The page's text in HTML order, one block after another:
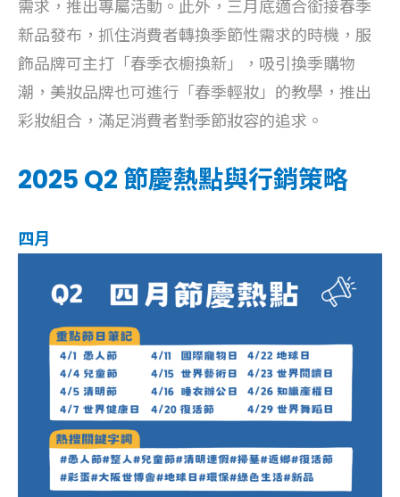
需求，推出專屬活動。此外，三月底適合銜接春季
新品發布，抓住消費者轉換季節性需求的時機，服
飾品牌可主打「春季衣櫥換新」，吸引換季購物
潮，美妝品牌也可進行「春季輕妝」的教學，推出
彩妝組合，滿足消費者對季節妝容的追求。
2025 Q2 節慶熱點與行銷策略
四月